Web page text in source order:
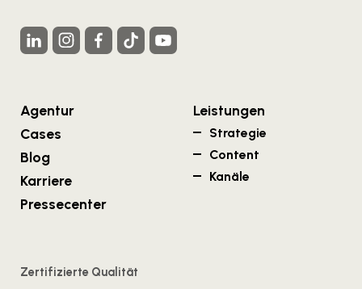
Agentur
Cases
Blog
Karriere
Pressecenter
Leistungen
Strategie
Content
Kanäle
Zertifizierte Qualität